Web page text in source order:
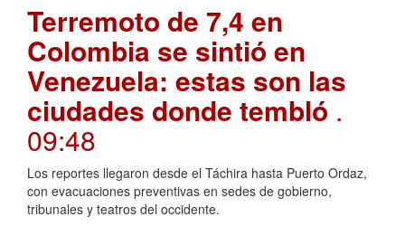
Terremoto de 7,4 en
Colombia se sintió en
Venezuela: estas son las
ciudades donde tembló .
09:48
Los reportes llegaron desde el Táchira hasta Puerto Ordaz,
con evacuaciones preventivas en sedes de gobierno,
tribunales y teatros del occidente.